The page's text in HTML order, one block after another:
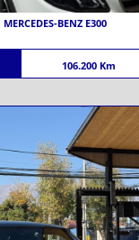
MERCEDES-BENZ E300
106.200 Km